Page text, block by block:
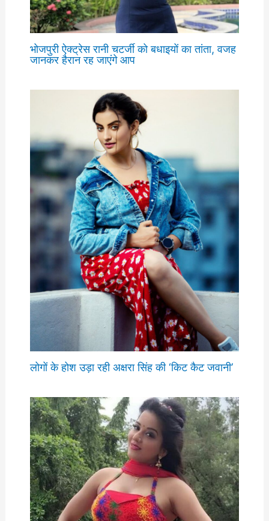
भोजपुरी ऐक्ट्रेस रानी चटर्जी को बधाइयों का तांता, वजह
जानकर हैरान रह जाएंगे आप
लोगों के होश उड़ा रही अक्षरा सिंह की ‘किट कैट जवानी’